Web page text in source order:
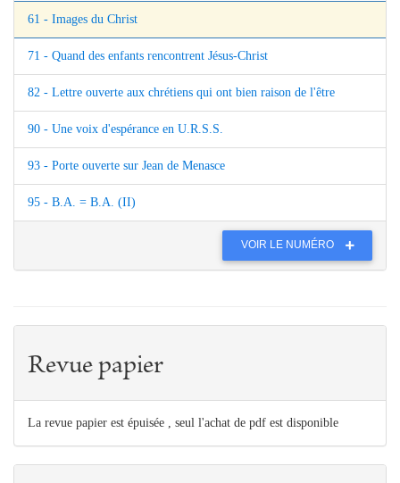
61 - Images du Christ
71 - Quand des enfants rencontrent Jésus-Christ
82 - Lettre ouverte aux chrétiens qui ont bien raison de l'être
90 - Une voix d'espérance en U.R.S.S.
93 - Porte ouverte sur Jean de Menasce
95 - B.A. = B.A. (II)
VOIR LE NUMÉRO
Revue papier
La revue papier est épuisée , seul l'achat de pdf est disponible